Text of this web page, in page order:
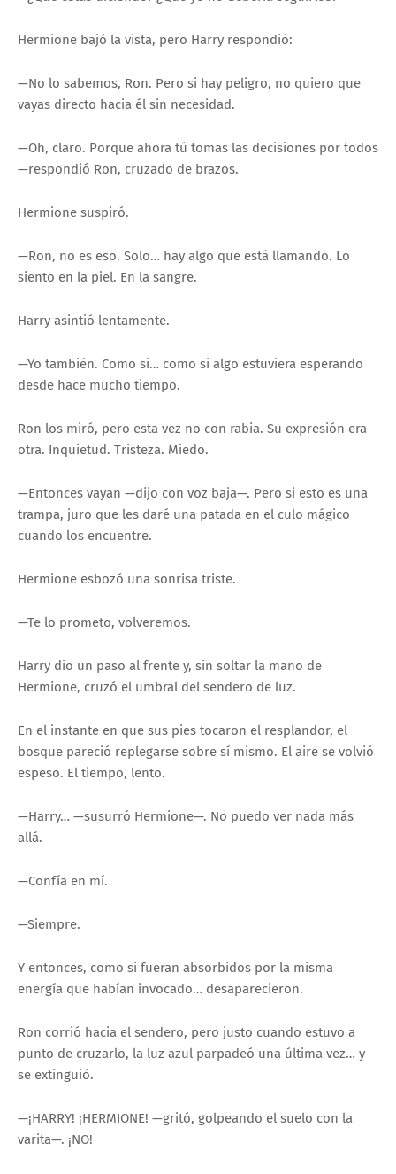
Hermione bajó la vista, pero Harry respondió:
—No lo sabemos, Ron. Pero si hay peligro, no quiero que
vayas directo hacia él sin necesidad.
—Oh, claro. Porque ahora tú tomas las decisiones por todos
—respondió Ron, cruzado de brazos.
Hermione suspiró.
—Ron, no es eso. Solo… hay algo que está llamando. Lo
siento en la piel. En la sangre.
Harry asintió lentamente.
—Yo también. Como si… como si algo estuviera esperando
desde hace mucho tiempo.
Ron los miró, pero esta vez no con rabia. Su expresión era
otra. Inquietud. Tristeza. Miedo.
—Entonces vayan —dijo con voz baja—. Pero si esto es una
trampa, juro que les daré una patada en el culo mágico
cuando los encuentre.
Hermione esbozó una sonrisa triste.
—Te lo prometo, volveremos.
Harry dio un paso al frente y, sin soltar la mano de
Hermione, cruzó el umbral del sendero de luz.
En el instante en que sus pies tocaron el resplandor, el
bosque pareció replegarse sobre sí mismo. El aire se volvió
espeso. El tiempo, lento.
—Harry… —susurró Hermione—. No puedo ver nada más
allá.
—Confía en mí.
—Siempre.
Y entonces, como si fueran absorbidos por la misma
energía que habían invocado… desaparecieron.
Ron corrió hacia el sendero, pero justo cuando estuvo a
punto de cruzarlo, la luz azul parpadeó una última vez… y
se extinguió.
—¡HARRY! ¡HERMIONE! —gritó, golpeando el suelo con la
varita—. ¡NO!